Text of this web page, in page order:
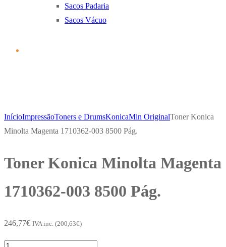
Sacos Padaria
Sacos Vácuo
InícioImpressãoToners e DrumsKonicaMin OriginalToner Konica
Minolta Magenta 1710362-003 8500 Pág.
Toner Konica Minolta Magenta
1710362-003 8500 Pág.
246,77€ IVA inc. (200,63€)
Quantidade